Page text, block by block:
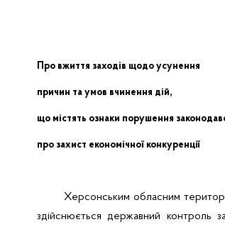
Про вжиття заходів щодо усунення
причин та умов вчинення дій,
що містять ознаки порушення
про захист економічної конкуренції
Херсонським обласним
здійснюється державний контроль